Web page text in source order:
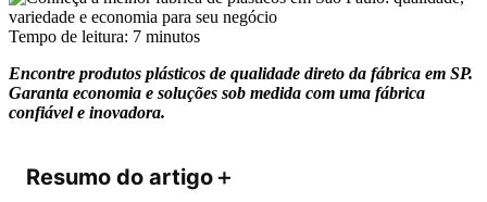
Tempo de leitura: 7 minutos
Encontre produtos plásticos de qualidade direto da fábrica em SP.
Garanta economia e soluções sob medida com uma fábrica
confiável e inovadora.
Resumo do artigo＋